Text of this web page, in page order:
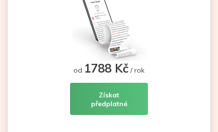
od 1788 Kč / rok
Získat
předplatné